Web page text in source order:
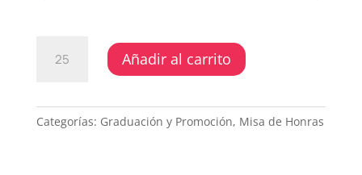
SUCULENTA
Añadir al carrito
Categorías: Graduación y Promoción, Misa de Honras